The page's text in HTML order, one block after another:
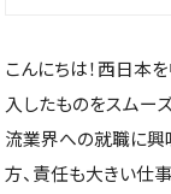
こんにちは！西日本
入したものをスムー
流業界への就職に興
方、責任も大きい仕